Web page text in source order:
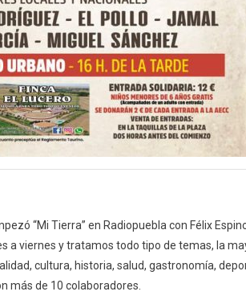
“Mi Tierra” en Radiopuebla con Félix
a viernes y tratamos todo tipo de temas, la
cultura, historia, salud, gastronomía,
más de 10 colaboradores.